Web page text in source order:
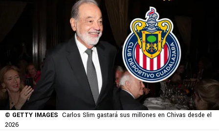
© GETTY IMAGES Carlos Slim gastará sus millones en Chivas desde el
2026